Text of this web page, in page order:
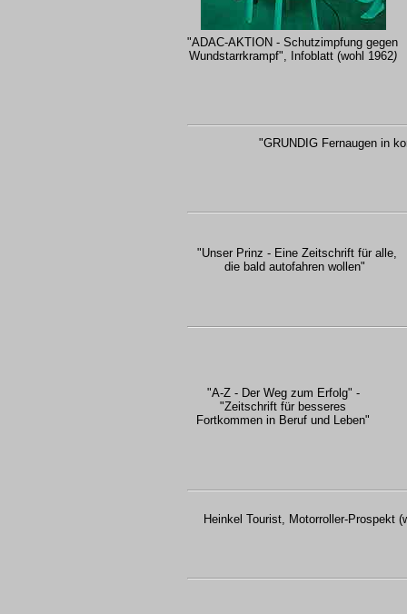
"ADAC-AKTION - Schutzimpfung gegen
Wundstarrkrampf", Infoblatt (wohl 1962)
"GRUNDIG Fernaugen in
"Unser Prinz - Eine Zeitschrift für alle,
die bald autofahren wollen"
"A-Z - Der Weg zum Erfolg" -
"Zeitschrift für besseres
Fortkommen in Beruf und Leben"
Heinkel Tourist, Motorroller-Prospekt